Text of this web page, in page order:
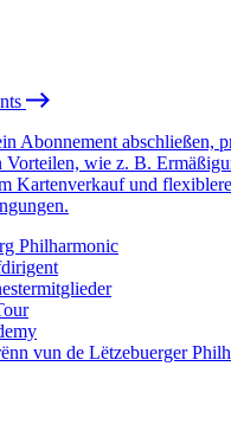
Abonnement abschließen,
Vorteilen, wie z. B.
Kartenverkauf und
Philharmonic
vun de Lëtzebuerger